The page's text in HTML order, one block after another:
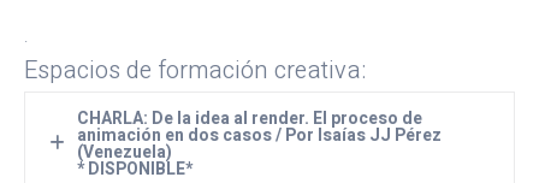
.
Espacios de formación creativa:
CHARLA: De la idea al render. El proceso de
animación en dos casos / Por Isaías JJ Pérez
(Venezuela)
* DISPONIBLE*